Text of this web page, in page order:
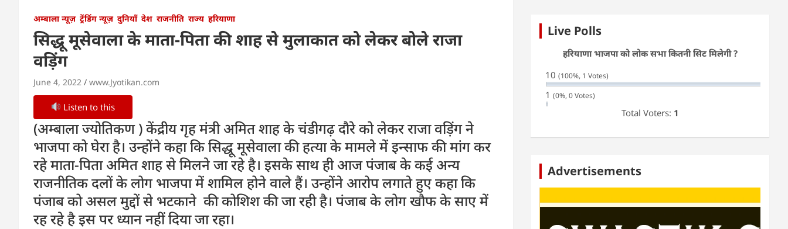
अम्बाला न्यूज़ ट्रेंडिंग न्यूज़ दुनियाँ देश राजनीति राज्य हरियाणा
सिद्धू मूसेवाला के माता-पिता की शाह से मुलाकात को लेकर बोले राजा
वड़िंग
June 4, 2022 www.Jyotikan.com
Listen to this
(अम्बाला ज्योतिकण ) केंद्रीय गृह मंत्री अमित शाह के चंडीगढ़ दौरे को लेकर राजा वड़िंग ने
भाजपा को घेरा है। उन्होंने कहा कि सिद्धू मूसेवाला की हत्या के मामले में इन्साफ की मांग कर
रहे माता-पिता अमित शाह से मिलने जा रहे है। इसके साथ ही आज पंजाब के कई अन्य
राजनीतिक दलों के लोग भाजपा में शामिल होने वाले हैं। उन्होंने आरोप लगाते हुए कहा कि
पंजाब को असल मुद्दों से भटकाने की कोशिश की जा रही है। पंजाब के लोग खौफ के साए में
रह रहे है इस पर ध्यान नहीं दिया जा रहा।
Live Polls
हरियाणा भाजपा को लोक सभा कितनी सिट मिलेगी ?
10(100%, 1 Votes)
1(0%, 0 Votes)
Total Voters: 1
Advertisements